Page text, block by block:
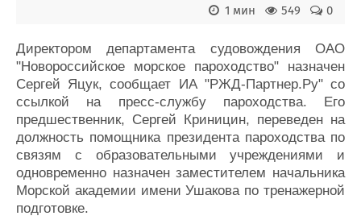
Репутация
Работа
Крюинг
Журнал
Реклама
Продажа флота
Изделия
Материалы
Услуги
Конференции
Выставки и семинары
Личности
Флот
Галерея флота
0
549
1 мин
Директором департамента судовождения ОАО
"Новороссийское морское пароходство" назначен
Сергей Яцук, сообщает ИА "РЖД-Партнер.Ру" со
ссылкой на пресс-службу пароходства. Его
предшественник, Сергей Криницин, переведен на
должность помощника президента пароходства по
связям с образовательными учреждениями и
одновременно назначен заместителем начальника
Морской академии имени Ушакова по тренажерной
подготовке.